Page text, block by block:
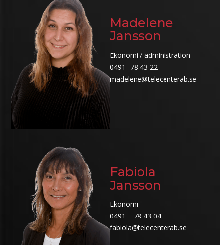
Madelene
Jansson
Ekonomi / administration
0491 -78 43 22
madelene@telecenterab.se
Fabiola
Jansson
Ekonomi
0491 – 78 43 04
fabiola@telecenterab.se